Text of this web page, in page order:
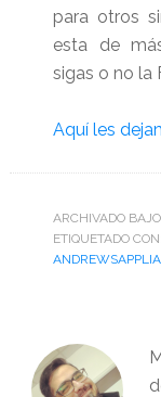
para otros
esta de
sigas o no la
Aquí les
ARCHIVADO
ETIQUETADO CON: